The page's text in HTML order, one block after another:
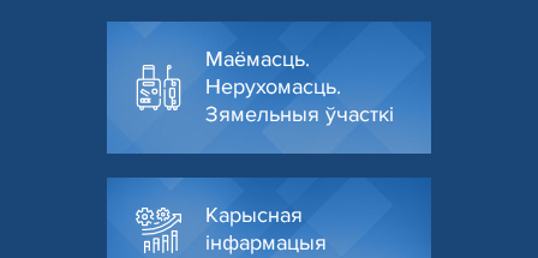
Маёмасць.
Нерухомасць.
Зямельныя ўчасткі
Карысная
інфармацыя